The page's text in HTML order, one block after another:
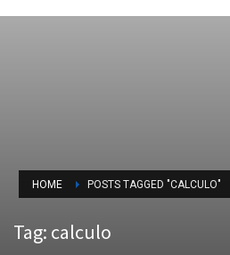
HOME POSTS TAGGED "CALCULO"
Tag: calculo